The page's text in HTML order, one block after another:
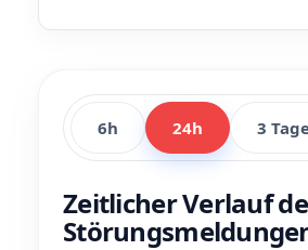
6h 24h 3
Zeitlicher Verlauf